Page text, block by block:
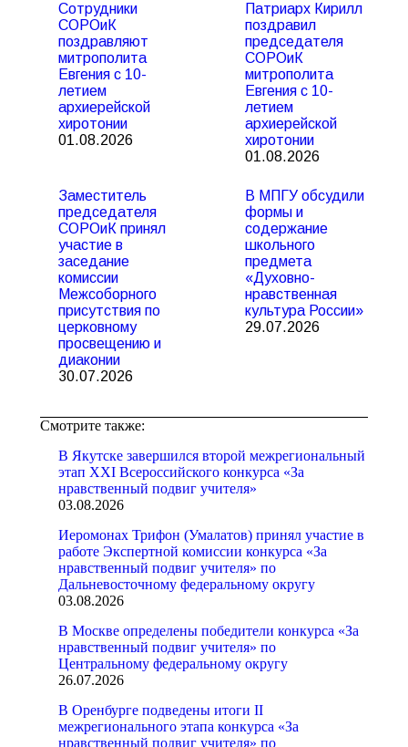
Сотрудники
СОРОиК
поздравляют
митрополита
Евгения с 10-
летием
архиерейской
хиротонии
01.08.2026
Патриарх Кирилл
поздравил
председателя
СОРОиК
митрополита
Евгения с 10-
летием
архиерейской
хиротонии
01.08.2026
Заместитель
председателя
СОРОиК принял
участие в
заседание
комиссии
Межсоборного
присутствия по
церковному
просвещению и
диаконии
30.07.2026
В МПГУ обсудили
формы и
содержание
школьного
предмета
«Духовно-
нравственная
культура России»
29.07.2026
Смотрите также:
В Якутске завершился второй межрегиональный
этап XXI Всероссийского конкурса «За
нравственный подвиг учителя»
03.08.2026
Иеромонах Трифон (Умалатов) принял участие в
работе Экспертной комиссии конкурса «За
нравственный подвиг учителя» по
Дальневосточному федеральному округу
03.08.2026
В Москве определены победители конкурса «За
нравственный подвиг учителя» по
Центральному федеральному округу
26.07.2026
В Оренбурге подведены итоги II
межрегионального этапа конкурса «За
нравственный подвиг учителя» по